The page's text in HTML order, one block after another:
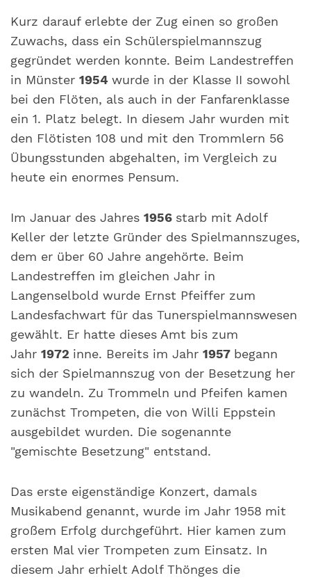
Kurz darauf erlebte der Zug einen so großen
Zuwachs, dass ein Schülerspielmannszug
gegründet werden konnte. Beim Landestreffen
in Münster 1954 wurde in der Klasse II sowohl
bei den Flöten, als auch in der Fanfarenklasse
ein 1. Platz belegt. In diesem Jahr wurden mit
den Flötisten 108 und mit den Trommlern 56
Übungsstunden abgehalten, im Vergleich zu
heute ein enormes Pensum.
Im Januar des Jahres 1956 starb mit Adolf
Keller der letzte Gründer des Spielmannszuges,
dem er über 60 Jahre angehörte. Beim
Landestreffen im gleichen Jahr in
Langenselbold wurde Ernst Pfeiffer zum
Landesfachwart für das Tunerspielmannswesen
gewählt. Er hatte dieses Amt bis zum
Jahr 1972 inne. Bereits im Jahr 1957 begann
sich der Spielmannszug von der Besetzung her
zu wandeln. Zu Trommeln und Pfeifen kamen
zunächst Trompeten, die von Willi Eppstein
ausgebildet wurden. Die sogenannte
"gemischte Besetzung" entstand.
Das erste eigenständige Konzert, damals
Musikabend genannt, wurde im Jahr 1958 mit
großem Erfolg durchgeführt. Hier kamen zum
ersten Mal vier Trompeten zum Einsatz. In
diesem Jahr erhielt Adolf Thönges die